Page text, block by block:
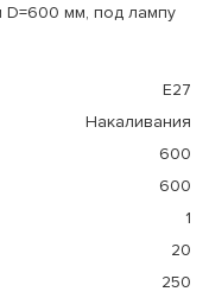
D=600 мм, под лампу
E27
Накаливания
600
600
1
20
250